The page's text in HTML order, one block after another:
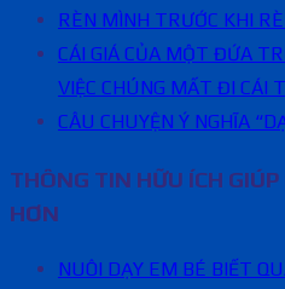
RÈN MÌNH TRƯỚC KHI
CÁI GIÁ CỦA MỘT ĐỨA
VIỆC CHÚNG MẤT ĐI CÁI
CÂU CHUYỆN Ý NGHĨA
THÔNG TIN HỮU ÍCH
HƠN
NUÔI DẠY EM BÉ BIẾT